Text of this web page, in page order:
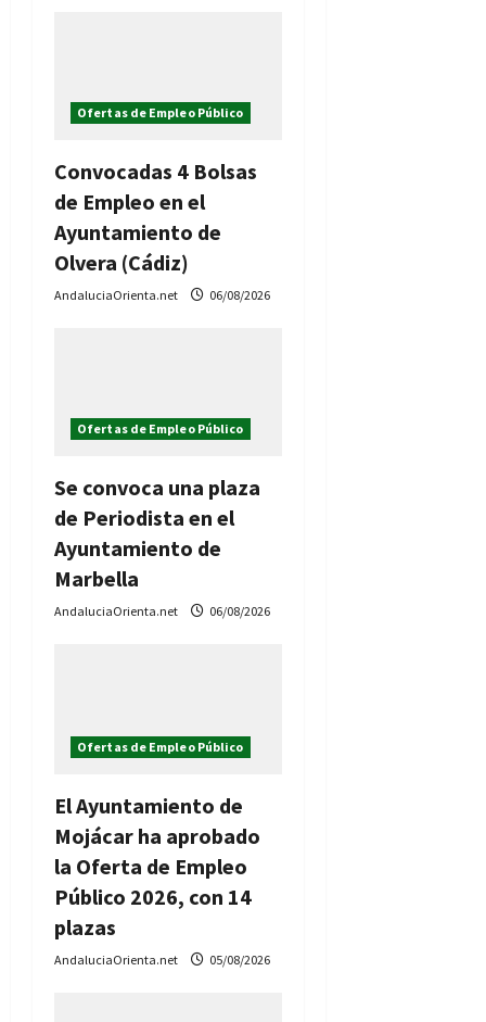
s
Ofertas de Empleo Público
Convocadas 4 Bolsas
de Empleo en el
Ayuntamiento de
Olvera (Cádiz)
AndaluciaOrienta.net 06/08/2026
Ofertas de Empleo Público
Se convoca una plaza
de Periodista en el
Ayuntamiento de
Marbella
AndaluciaOrienta.net 06/08/2026
Ofertas de Empleo Público
El Ayuntamiento de
Mojácar ha aprobado
la Oferta de Empleo
Público 2026, con 14
plazas
AndaluciaOrienta.net 05/08/2026